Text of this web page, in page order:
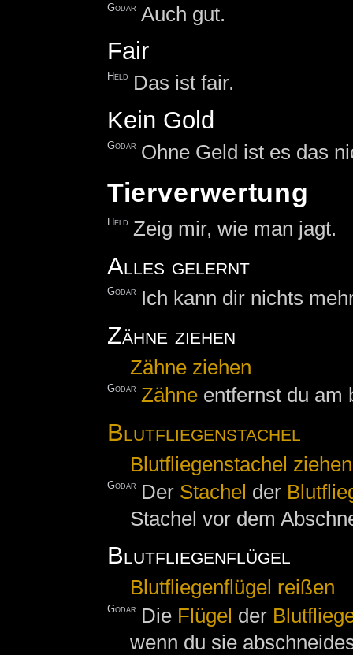
Godar Auch gut.
Fair
Held Das ist fair.
Kein Gold
Godar Ohne Geld ist es das
Tierverwertung
Held Zeig mir, wie man jagt.
Alles gelernt
Godar Ich kann dir nichts
Zähne ziehen
Zähne ziehen
Godar Zähne entfernst du
Blutfliegenstachel
Blutfliegenstachel ziehen
Godar Der Stachel der
Stachel vor dem
Blutfliegenflügel
Blutfliegenflügel reißen
Godar Die Flügel der
wenn du sie